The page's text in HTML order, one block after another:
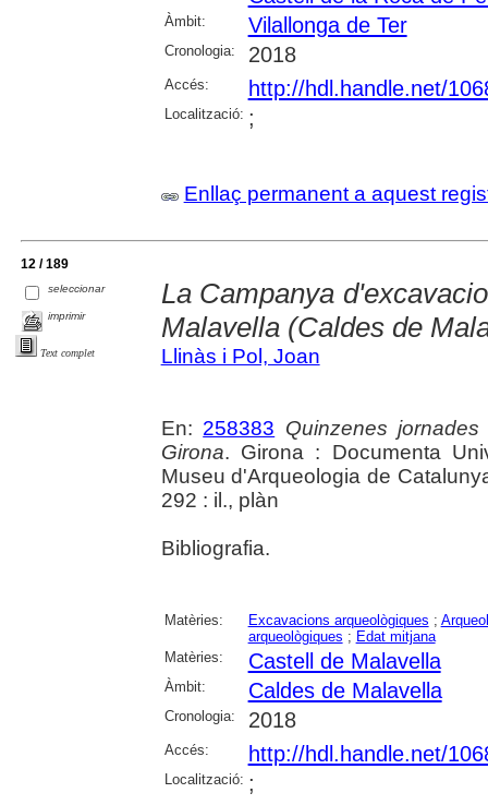
Àmbit: Vilallonga de Ter
Cronologia: 2018
Accés: http://hdl.handle.net/
Localització: ;
Enllaç permanent a aquest
12 / 189
seleccionar
imprimir
Text complet
La Campanya
Malavella (Caldes de
Llinàs i Pol, Joan
En: 258383 Quinzenes
Girona. Girona : Documenta
Museu d'Arqueologia de
292 : il., plàn
Bibliografia.
Matèries: Excavacions arqueològiques ;
arqueològiques ; Edat mitjana
Matèries:
Castell de Malavella
Àmbit: Caldes de Malavella
Cronologia: 2018
Accés: http://hdl.handle.net/
Localització: ;